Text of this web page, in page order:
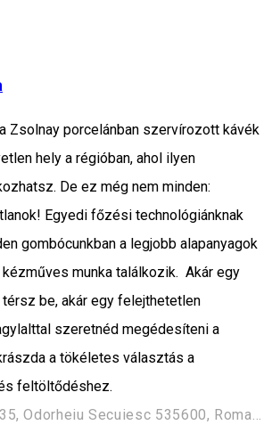
Zsolnay porcelánban szervírozott kávék
hely a régióban, ahol ilyen
De ez még nem minden:
Egyedi főzési technológiánknak
gombócunkban a legjobb alapanyagok
munka találkozik. Akár egy
be, akár egy felejthetetlen
szeretnéd megédesíteni a
a tökéletes választás a
feltöltődéshez.
Strada Santimbru 35, Odorheiu Secuiesc 535600, Romania